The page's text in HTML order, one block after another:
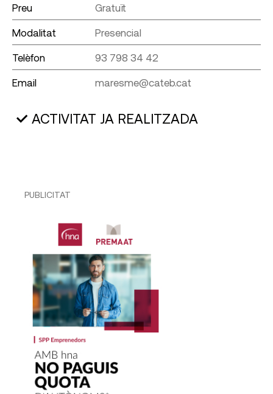
Preu Gratuït
Modalitat Presencial
Telèfon 93 798 34 42
Email maresme@cateb.cat
ACTIVITAT JA REALITZADA
PUBLICITAT